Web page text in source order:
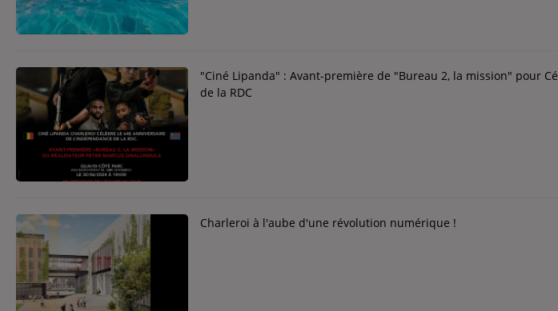
CONCOURS
Contact
Contact
Fréquences
"Ciné Lipanda" : Avant-première de "Bureau 2, la mission" pour
de la RDC
Charleroi à l'aube d'une révolution numérique !